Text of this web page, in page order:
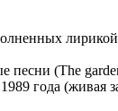
(The
года